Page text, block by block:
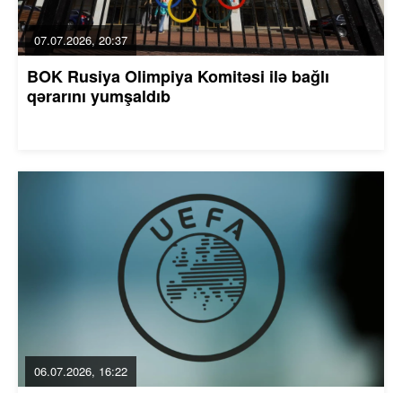
07.07.2026, 20:37
BOK Rusiya Olimpiya Komitəsi ilə bağlı
qərarını yumşaldıb
06.07.2026, 16:22